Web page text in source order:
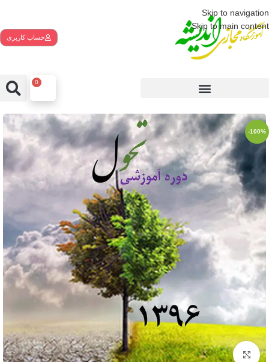
Skip to navigation
Skip to main content
حساب کاربری
0
-100%
برای بزرگنمایی کلیک کنید